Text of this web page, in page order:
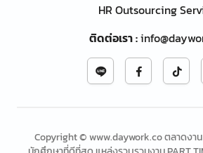
HR Outsourcing
ติดต่อเรา:
Copyright © www.daywork.co ตลาดงาน